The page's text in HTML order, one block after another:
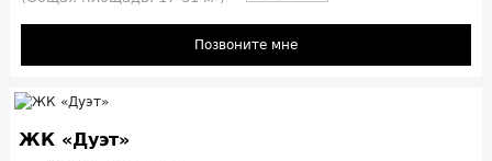
Позвоните мне
ЖК «Дуэт»